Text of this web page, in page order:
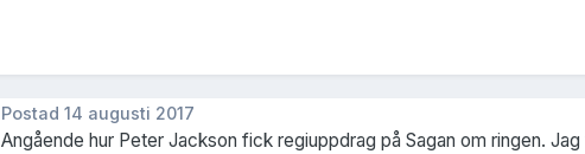
Postad 14 augusti 2017
Angående hur Peter Jackson fick regiuppdrag på Sagan om ringen.